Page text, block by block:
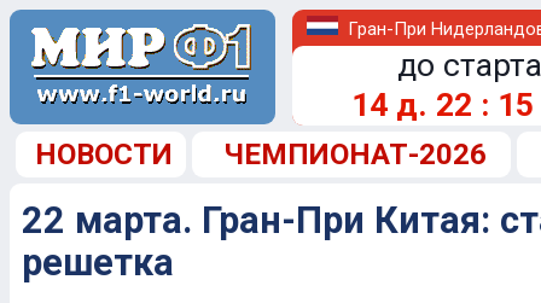
Гран-При
до
14 д. 22 : 15
НОВОСТИ ЧЕМПИОНАТ-2026
22 марта. Гран-При Китая:
решетка